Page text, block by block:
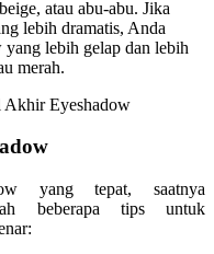
atau abu-abu. Jika
lebih dramatis, Anda
lebih gelap dan lebih
merah.
yang tepat, saatnya
beberapa tips untuk